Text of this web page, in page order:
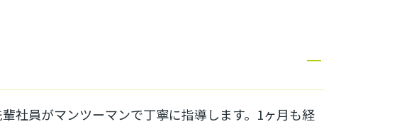
社員がマンツーマンで丁寧に指導します。1ヶ月も経